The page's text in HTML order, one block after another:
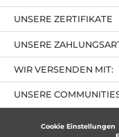
UNSERE
UNSERE ZERTIFIKATE
UNSERE
WIR VERSENDEN MIT:
Cookie Einstellungen